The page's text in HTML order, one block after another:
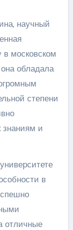
научный
в московском
обладала
степени
знаниям и
в
отличные